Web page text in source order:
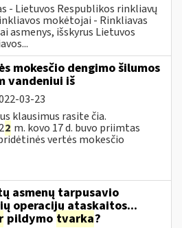
- Lietuvos Respublikos rinkliavų
mokėtojai - Rinkliavas
asmenys, išskyrus Lietuvos
mokesčio dengimo šilumos
vandeniui iš
03-23
klausimus rasite čia.
2 m. kovo 17 d. buvo priimtas
vertės mokesčio
asmenų tarpusavio
operacijų ataskaitos...
pildymo tvarka?